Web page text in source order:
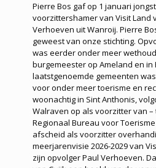
Pierre Bos gaf op 1 januari
voorzittershamer van Visit Land
Verhoeven uit Wanroij. Pierre
geweest van onze stichting.
was eerder onder meer
burgemeester op Ameland en in
laatst­genoemde gemeenten
voor onder meer toerisme en
woonachtig in Sint Anthonis,
Walraven op als voorzitter van –
Regionaal Bureau voor
afscheid als voorzitter
meerjarenvisie 2026-2029 van
zijn opvolger Paul Verhoeven.